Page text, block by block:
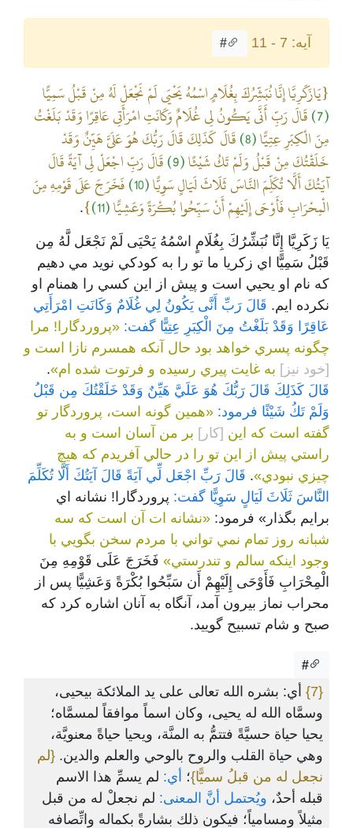
آیه: 7 - 11 #
{يَازَكَرِيَّا إِنَّا نُبَشِّرُكَ بِغُلَامٍ اسْمُهُ يَحْيَى لَمْ نَجْعَلْ لَهُ مِنْ قَبْلُ سَمِيًّا
(7)
قَالَ رَبِّ أَنَّى يَكُونُ لِي غُلَامٌ وَكَانَتِ امْرَأَتِي عَاقِرًا وَقَدْ بَلَغْتُ
مِنَ الْكِبَرِ عِتِيًّا(8) قَالَ كَذَلِكَ قَالَ رَبُّكَ هُوَ عَلَيَّ هَيِّنٌ وَقَدْ
خَلَقْتُكَ مِنْ قَبْلُ وَلَمْ تَكُ شَيْئًا(9)
قَالَ رَبِّ اجْعَلْ لِي آيَةً قَالَ
آيَتُكَ أَلَّا تُكَلِّمَ النَّاسَ ثَلَاثَ لَيَالٍ سَوِيًّا(10)
فَخَرَجَ عَلَى قَوْمِهِ مِنَ
الْمِحْرَابِ فَأَوْحَى إِلَيْهِمْ أَنْ سَبِّحُوا بُكْرَةً وَعَشِيًّا(11)
}
.
يَا زَكَرِيَّا إِنَّا نُبَشِّرُكَ بِغُلَامٍ اسْمُهُ يَحْيَى لَمْ نَجْعَل لَّهُ مِن
قَبْلُ سَمِيًّا اي زکريا ما تو را به کودکي نويد مي دهيم
که نام او يحيي است و پيش از اين کسي را همنام او
نکرده ايم. قَالَ رَبِّ أَنَّى يَكُونُ لِي غُلَامٌ وَكَانَتِ امْرَأَتِي
عَاقِرًا وَقَدْ بَلَغْتُ مِنَ الْكِبَرِ عِتِيًّا گفت: «پروردگارا! مرا
چگونه پسري خواهد بود حال آنکه همسرم نازا است و
[خود نيز] به غايت پيري رسيده و فرتوت شده ام».
قَالَ كَذَلِكَ قَالَ رَبُّكَ هُوَ عَلَيَّ هَيِّنٌ وَقَدْ خَلَقْتُكَ مِن قَبْلُ
وَلَمْ تَكُ شَيْئًا فرمود: «همين گونه است، پروردگار تو
گفته است که اين [کار] بر من آسان است و به
راستي پيش از اين تو را در حالي آفريدم که هيچ
چيزي نبودي». قَالَ رَبِّ اجْعَل لِّي آيَةً قَالَ آيَتُكَ أَلَّا تُكَلِّمَ
النَّاسَ ثَلَاثَ لَيَالٍ سَوِيًّا گفت: پروردگارا! نشانه اي
برايم بگذار» فرمود: «نشانه ات آن است که سه
شبانه روز تمام نمي تواني با مردم سخن بگويي با
وجود اينکه سالم و تندرستي» فَخَرَجَ عَلَى قَوْمِهِ مِنَ
الْمِحْرَابِ فَأَوْحَى إِلَيْهِمْ أَن سَبِّحُوا بُكْرَةً وَعَشِيًّا پس از
محراب نماز بيرون آمد، آنگاه به آنان اشاره کرد که
صبح و شام تسبيح گوييد.
#
{7}
أي: بشره الله تعالى على يد الملائكة بيحيى،
وسمَّاه الله له يحيى، وكان اسماً موافقاً لمسمَّاه؛
يحيا حياة حسيَّةً فتتمُّ به المنَّة، ويحيا حياةً معنويَّة،
وهي حياة القلب والروح بالوحي والعلم والدين. {لم
نجعل له من قبلُ سميًّا}؛ أي: لم يسمِّ هذا الاسم
قبله أحدٌ، ويُحتمل أنَّ المعنى: لم نجعلْ له من قبل
مثيلاً ومسامياً؛ فيكون ذلك بشارةً بكماله واتِّصافه